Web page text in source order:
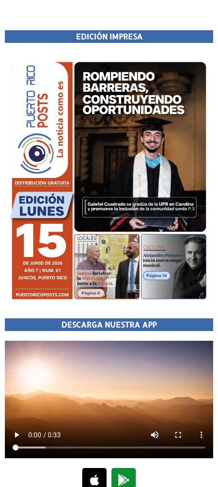
EDICIÓN IMPRESA
DESCARGA NUESTRA APP